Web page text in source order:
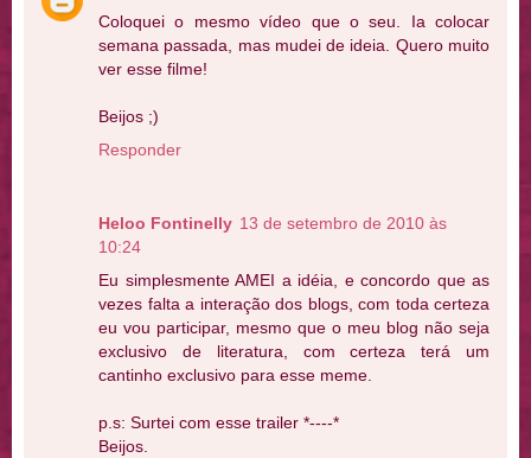
Coloquei o mesmo vídeo que o seu. Ia colocar
semana passada, mas mudei de ideia. Quero muito
ver esse filme!
Beijos ;)
Responder
Heloo Fontinelly 13 de setembro de 2010 às
10:24
Eu simplesmente AMEI a idéia, e concordo que as
vezes falta a interação dos blogs, com toda certeza
eu vou participar, mesmo que o meu blog não seja
exclusivo de literatura, com certeza terá um
cantinho exclusivo para esse meme.
p.s: Surtei com esse trailer *----*
Beijos.